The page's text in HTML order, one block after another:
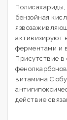
Полисахариды,
бензойная
активизируют
ферментами и
Присутствие в
витамина С
действие